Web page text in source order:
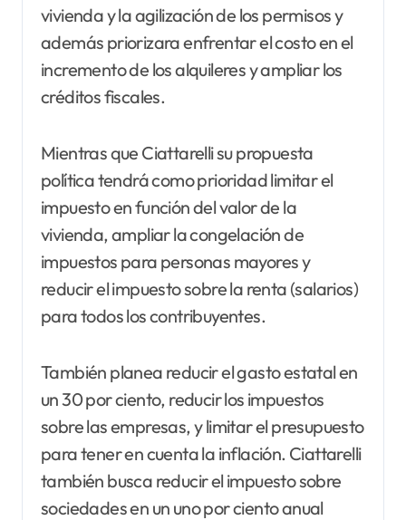
vivienda y la agilización de los permisos y
además priorizara enfrentar el costo en el
incremento de los alquileres y ampliar los
créditos fiscales.
Mientras que Ciattarelli su propuesta
política tendrá como prioridad limitar el
impuesto en función del valor de la
vivienda, ampliar la congelación de
impuestos para personas mayores y
reducir el impuesto sobre la renta (salarios)
para todos los contribuyentes.
También planea reducir el gasto estatal en
un 30 por ciento, reducir los impuestos
sobre las empresas, y limitar el presupuesto
para tener en cuenta la inflación. Ciattarelli
también busca reducir el impuesto sobre
sociedades en un uno por ciento anual